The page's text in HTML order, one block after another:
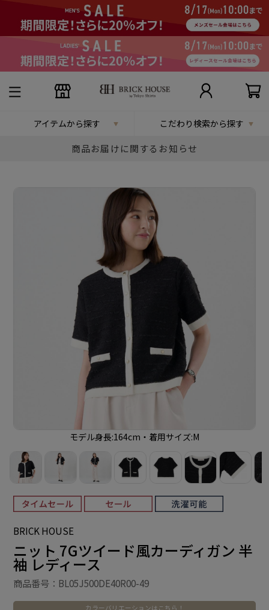
アイテムから探す こだわり検索から探す
商品お届けに関するお知らせ
モデル身長:164cm・着用サイズ:M
BRICK HOUSE
ニット 7Gツイード風カーディガン 半
袖 レディース
商品番号：BL05J500DE40R00-49
カラーバリエーションはこちら！